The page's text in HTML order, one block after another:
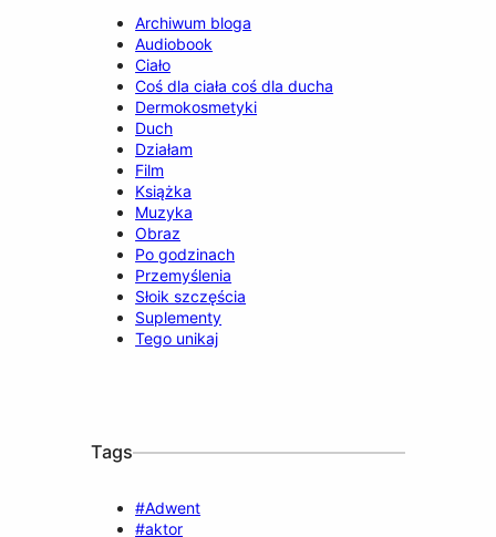
Archiwum bloga
Audiobook
Ciało
Coś dla ciała coś dla ducha
Dermokosmetyki
Duch
Działam
Film
Książka
Muzyka
Obraz
Po godzinach
Przemyślenia
Słoik szczęścia
Suplementy
Tego unikaj
Tags
#Adwent
#aktor